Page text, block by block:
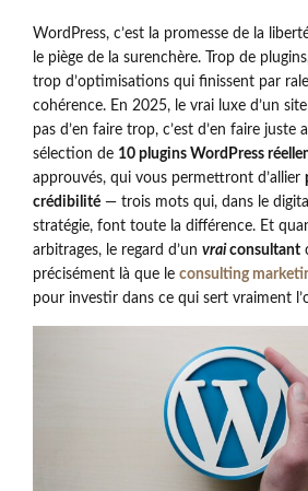
WordPress, c’est la promesse de la
le piège de la surenchère. Trop de
trop d’optimisations qui finissent par
cohérence. En 2025, le vrai luxe d’un
pas d’en faire trop, c’est d’en faire juste
sélection de 10 plugins WordPress
approuvés, qui vous permettront d’allier
crédibilité — trois mots qui, dans le
stratégie, font toute la différence. Et
arbitrages, le regard d’un vrai consultant
précisément là que le consulting
pour investir dans ce qui sert vraiment